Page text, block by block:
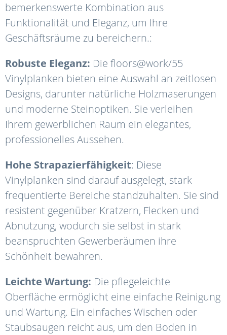
bemerkenswerte Kombination aus
Funktionalität und Eleganz, um Ihre
Geschäftsräume zu bereichern.:
Robuste Eleganz: Die floors@work/55
Vinylplanken bieten eine Auswahl an zeitlosen
Designs, darunter natürliche Holzmaserungen
und moderne Steinoptiken. Sie verleihen
Ihrem gewerblichen Raum ein elegantes,
professionelles Aussehen.
Hohe Strapazierfähigkeit: Diese
Vinylplanken sind darauf ausgelegt, stark
frequentierte Bereiche standzuhalten. Sie sind
resistent gegenüber Kratzern, Flecken und
Abnutzung, wodurch sie selbst in stark
beanspruchten Gewerberäumen ihre
Schönheit bewahren.
Leichte Wartung: Die pflegeleichte
Oberfläche ermöglicht eine einfache Reinigung
und Wartung. Ein einfaches Wischen oder
Staubsaugen reicht aus, um den Boden in